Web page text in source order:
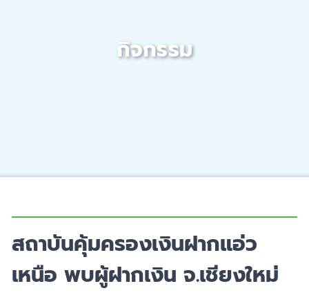
กิจกรรม
สถาบันคุ้มครองเงินฝากแอ่ว
เหนือ พบผู้ฝากเงิน จ.เชียงใหม่